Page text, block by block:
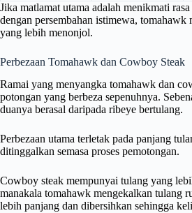
Jika matlamat utama adalah menikmati
dengan persembahan istimewa, tomahawk
yang lebih menonjol.
Perbezaan Tomahawk dan Cowboy Steak
Ramai yang menyangka tomahawk dan
potongan yang berbeza sepenuhnya.
duanya berasal daripada ribeye bertulang.
Perbezaan utama terletak pada panjang
ditinggalkan semasa proses pemotongan.
Cowboy steak mempunyai tulang yang
manakala tomahawk mengekalkan tulang
lebih panjang dan dibersihkan sehingga